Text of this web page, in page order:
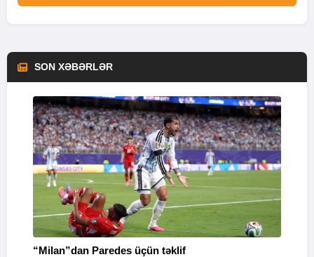
SON XƏBƏRLƏR
“Milan”dan Paredes üçün təklif